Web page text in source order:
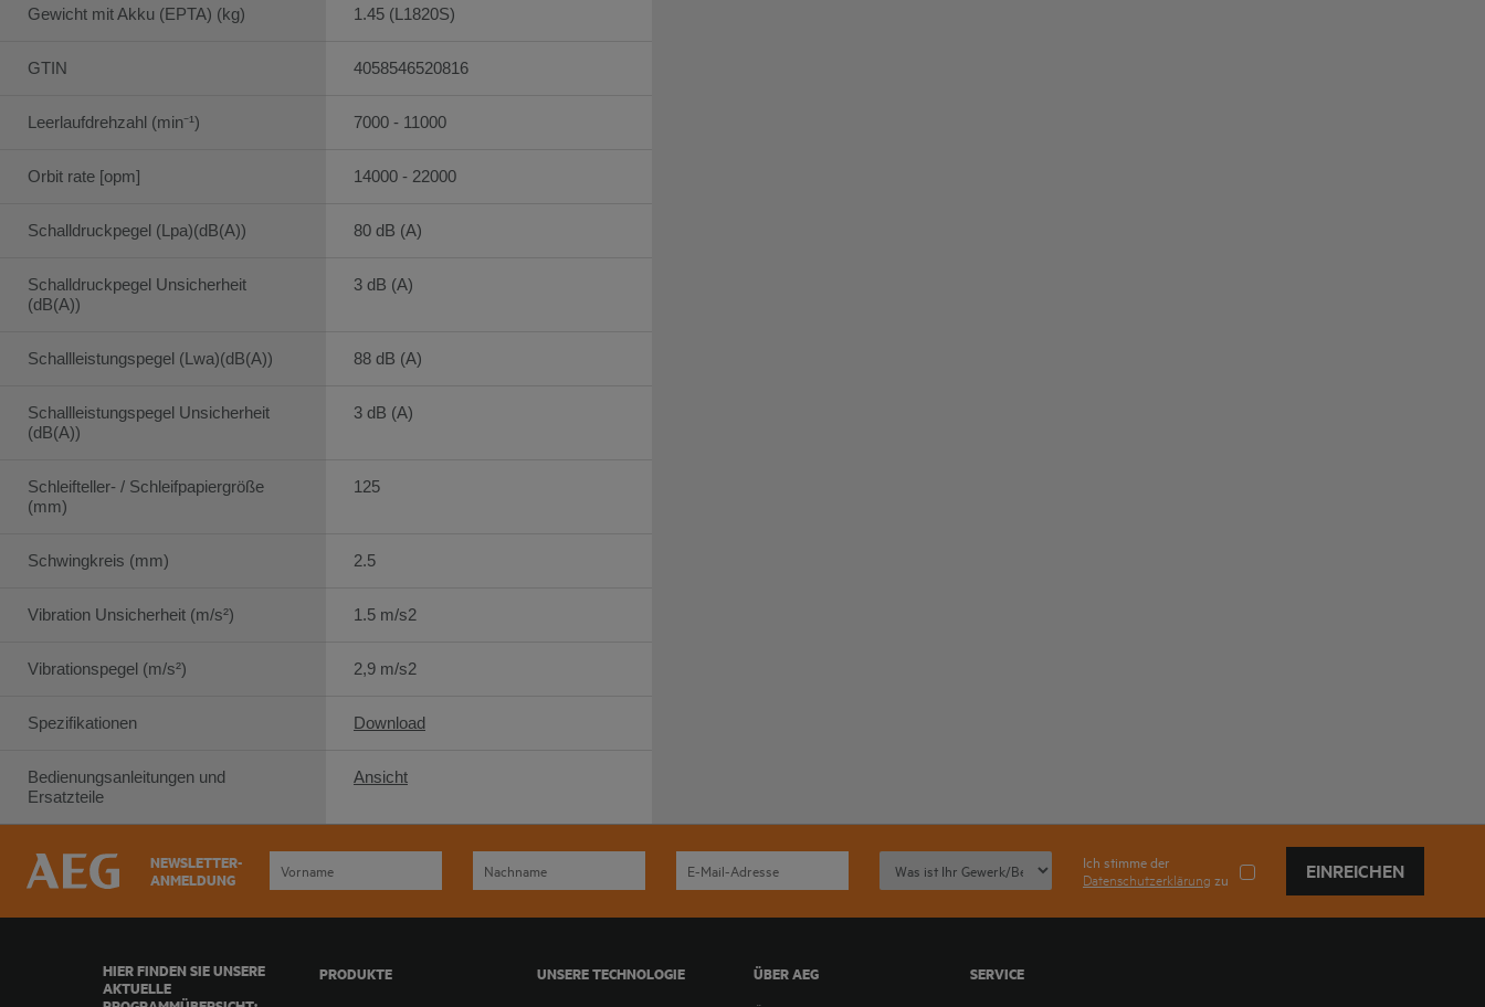
Gewicht mit Akku (EPTA) (kg)
GTIN
Leerlaufdrehzahl (min⁻¹)
Orbit rate [opm]
Schalldruckpegel (Lpa)(dB(A))
Schalldruckpegel Unsicherheit
(dB(A))
Schallleistungspegel (Lwa)(dB(A))
Schallleistungspegel Unsicherheit
(dB(A))
Schleifteller- / Schleifpapiergröße
(mm)
Schwingkreis (mm)
Vibration Unsicherheit (m/s²)
Vibrationspegel (m/s²)
Spezifikationen
Bedienungsanleitungen und
Ersatzteile
1.45 (L1820S)
4058546520816
7000 - 11000
14000 - 22000
80 dB (A)
3 dB (A)
88 dB (A)
3 dB (A)
125
2.5
1.5 m/s2
2,9 m/s2
Download
Ansicht
NEWSLETTER-
ANMELDUNG
Ich stimme der
Datenschutzerklärung zu EINREICHEN
HIER FINDEN SIE UNSERE
AKTUELLE
PRODUKTE UNSERE TECHNOLOGIE ÜBER AEG SERVICE